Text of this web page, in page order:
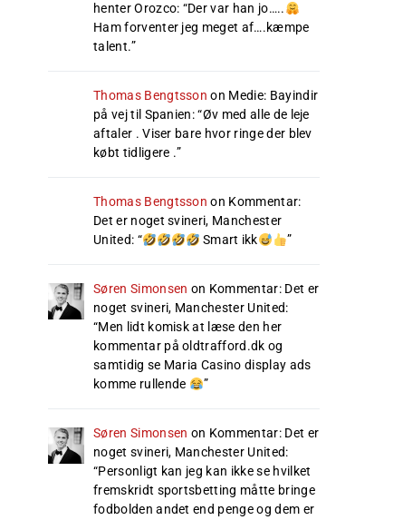
henter Orozco: “Der var han jo…..
Ham forventer jeg meget af….kæmpe
talent.”
Thomas Bengtsson on Medie: Bayindir
på vej til Spanien: “Øv med alle de leje
aftaler . Viser bare hvor ringe der blev
købt tidligere .”
Thomas Bengtsson on Kommentar:
Det er noget svineri, Manchester
United: “ Smart ikk ”
Søren Simonsen on Kommentar: Det er
noget svineri, Manchester United:
“Men lidt komisk at læse den her
kommentar på oldtrafford.dk og
samtidig se Maria Casino display ads
komme rullende
”
Søren Simonsen on Kommentar: Det er
noget svineri, Manchester United:
“Personligt kan jeg kan ikke se hvilket
fremskridt sportsbetting måtte bringe
fodbolden andet end penge og dem er